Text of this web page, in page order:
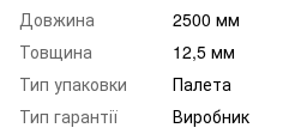
Довжина
2500 мм
Товщина
12,5 мм
Тип упаковки
Палета
Тип гарантії
Виробник